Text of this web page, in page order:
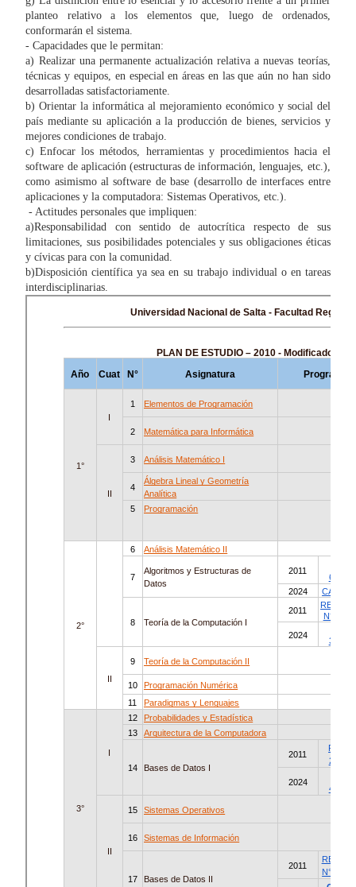
planteo relativo a los elementos que, luego de ordenados,
conformarán el sistema.
- Capacidades que le permitan:
a) Realizar una permanente actualización relativa a nuevas teorías,
técnicas y equipos, en especial en áreas en las que aún no han sido
desarrolladas satisfactoriamente.
b) Orientar la informática al mejoramiento económico y social del
país mediante su aplicación a la producción de bienes, servicios y
mejores condiciones de trabajo.
c) Enfocar los métodos, herramientas y procedimientos hacia el
software de aplicación (estructuras de información, lenguajes, etc.),
como asimismo al software de base (desarrollo de interfaces entre
aplicaciones y la computadora: Sistemas Operativos, etc.).
- Actitudes personales que impliquen:
a)Responsabilidad con sentido de autocrítica respecto de sus
limitaciones, sus posibilidades potenciales y sus obligaciones éticas
y cívicas para con la comunidad.
b)Disposición científica ya sea en su trabajo individual o en tareas
interdisciplinarias.